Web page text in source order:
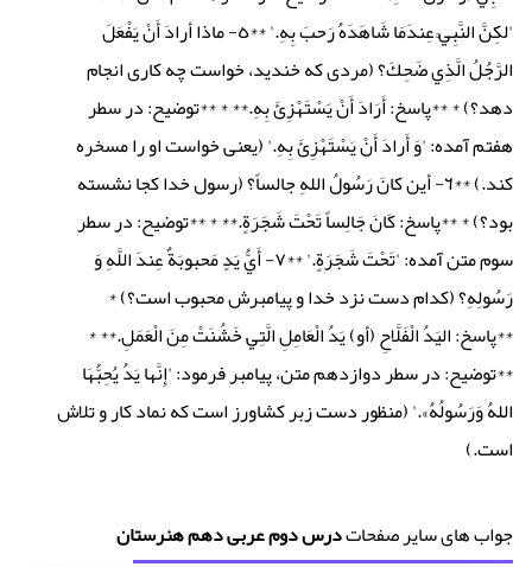
'لكِنَّ النَّبِيَّ عِندَمَا شَاهَدَهُ رَحبَ بِهِ.' **٥- ماذا أرادَ أَنْ يَفْعَلَ
الرَّجُلُ الَّذِي ضَحِكَ؟ (مردی که خندید، خواست چه کاری انجام
دهد؟) * **پاسخ: أَرَادَ أَنْ يَسْتَهْزِئَ بِهِ.** * **توضیح: در سطر
هفتم آمده: 'وَ أَرادَ أَنْ يَسْتَهْزِئَ بِهِ.' (یعنی خواست او را مسخره
کند.) **٦- أين كانَ رَسُولُ اللهِ جالساً؟ (رسول خدا کجا نشسته
بود؟) * **پاسخ: كَانَ جَالِساً تَحْتَ شَجَرَةٍ.** * **توضیح: در سطر
سوم متن آمده: 'تَحْتَ شَجَرَةٍ.' **٧- أَيُّ يَدٍ مَحبوبَةٌ عِندَ اللَّهِ وَ
رَسُولِهِ؟ (کدام دست نزد خدا و پیامبرش محبوب است؟) *
**پاسخ: اليَدُ الْفَلَّاحِ (أو) يَدُ الْعَامِلِ الَّتِي خَشُنَتْ مِنَ الْعَمَلِ.** *
**توضیح: در سطر دوازدهم متن، پیامبر فرمود: 'إِنَّها يَدُ يُحِبُّهَا
اللهُ وَرَسُولُهُ».' (منظور دست زبر کشاورز است که نماد کار و تلاش
است.)
جواب های سایر صفحاتدرس دوم عربی دهم هنرستان